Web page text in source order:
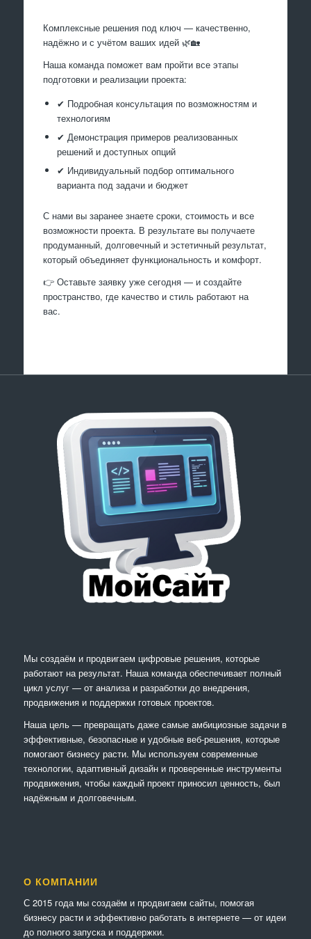
Комплексные решения под ключ — качественно,
надёжно и с учётом ваших идей 🌿🏡
Наша команда поможет вам пройти все этапы
подготовки и реализации проекта:
✔ Подробная консультация по возможностям и
технологиям
✔ Демонстрация примеров реализованных
решений и доступных опций
✔ Индивидуальный подбор оптимального
варианта под задачи и бюджет
С нами вы заранее знаете сроки, стоимость и все
возможности проекта. В результате вы получаете
продуманный, долговечный и эстетичный результат,
который объединяет функциональность и комфорт.
👉 Оставьте заявку уже сегодня — и создайте
пространство, где качество и стиль работают на
вас.
Мы создаём и продвигаем цифровые решения, которые
работают на результат. Наша команда обеспечивает полный
цикл услуг — от анализа и разработки до внедрения,
продвижения и поддержки готовых проектов.
Наша цель — превращать даже самые амбициозные задачи в
эффективные, безопасные и удобные веб-решения, которые
помогают бизнесу расти. Мы используем современные
технологии, адаптивный дизайн и проверенные инструменты
продвижения, чтобы каждый проект приносил ценность, был
надёжным и долговечным.
О КОМПАНИИ
С 2015 года мы создаём и продвигаем сайты, помогая
бизнесу расти и эффективно работать в интернете — от идеи
до полного запуска и поддержки.